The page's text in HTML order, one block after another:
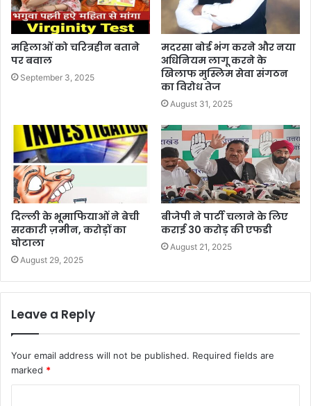
महिलाओं को चरित्रहीन बताने
पर बवाल
September 3, 2025
मदरसा बोर्ड भंग करने और नया
अधिनियम लागू करने के
खिलाफ मुस्लिम सेवा संगठन
का विरोध तेज
August 31, 2025
दिल्ली के भूमाफियाओं ने बेची
सरकारी ज़मीन, करोड़ों का
घोटाला
August 29, 2025
बीजेपी ने पार्टी चलाने के लिए
कराई 30 करोड़ की एफडी
August 21, 2025
Leave a Reply
Your email address will not be published. Required fields are
marked *